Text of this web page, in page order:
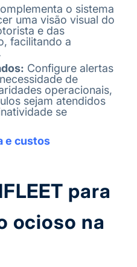
o sistema
uma visão visual do
e das
facilitando a
Configure alertas
de
operacionais,
sejam atendidos
se
e custos
para
ocioso na